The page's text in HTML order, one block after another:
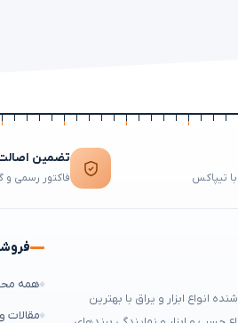
تیپاکس
تضمین اصالت
فاکتور رسمی و
انواع ابزار و یراق با بهترین
همه
مقالات